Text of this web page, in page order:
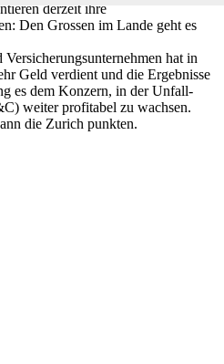
derzeit ihre
Den Grossen im Lande geht es
hat in
Geld verdient und die Ergebnisse
es dem Konzern, in der Unfall-
weiter profitabel zu wachsen.
die Zurich punkten.